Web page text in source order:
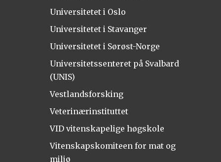
Universitetet i Oslo
Universitetet i Stavanger
Universitetet i Sørøst-Norge
Universitetssenteret på Svalbard
(UNIS)
Vestlandsforsking
Veterinærinstituttet
VID vitenskapelige høgskole
Vitenskapskomiteen for mat og
miljø